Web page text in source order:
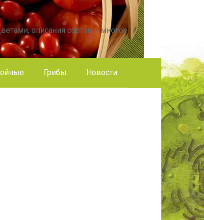
описания сортов и многое
Грибы Новости